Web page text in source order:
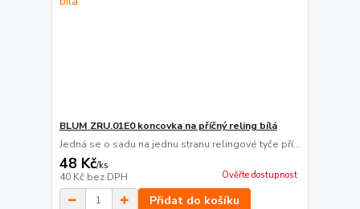
BLUM ZRU.01E0 koncovka na příčný reling bílá
Jedná se o sadu na jednu stranu relingové tyče pří...
48 Kč/ks
40 Kč bez DPH Ověřte dostupnost
Přidat do košíku